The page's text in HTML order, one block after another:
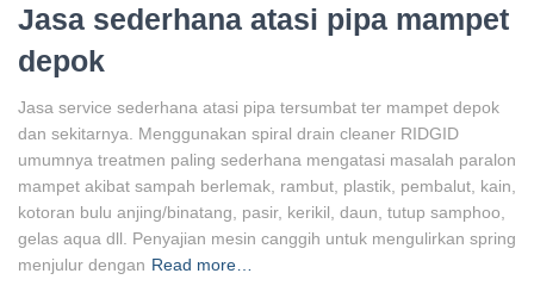
Jasa sederhana atasi pipa mampet
depok
Jasa service sederhana atasi pipa tersumbat ter mampet depok
dan sekitarnya. Menggunakan spiral drain cleaner RIDGID
umumnya treatmen paling sederhana mengatasi masalah paralon
mampet akibat sampah berlemak, rambut, plastik, pembalut, kain,
kotoran bulu anjing/binatang, pasir, kerikil, daun, tutup samphoo,
gelas aqua dll. Penyajian mesin canggih untuk mengulirkan spring
menjulur dengan Read more…